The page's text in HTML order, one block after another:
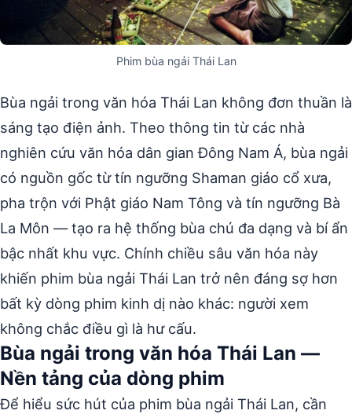
Phim bùa ngải Thái Lan
Bùa ngải trong văn hóa Thái Lan không đơn thuần là
sáng tạo điện ảnh. Theo thông tin từ các nhà
nghiên cứu văn hóa dân gian Đông Nam Á, bùa ngải
có nguồn gốc từ tín ngưỡng Shaman giáo cổ xưa,
pha trộn với Phật giáo Nam Tông và tín ngưỡng Bà
La Môn — tạo ra hệ thống bùa chú đa dạng và bí ẩn
bậc nhất khu vực. Chính chiều sâu văn hóa này
khiến phim bùa ngải Thái Lan trở nên đáng sợ hơn
bất kỳ dòng phim kinh dị nào khác: người xem
không chắc điều gì là hư cấu.
Bùa ngải trong văn hóa Thái Lan —
Nền tảng của dòng phim
Để hiểu sức hút của phim bùa ngải Thái Lan, cần